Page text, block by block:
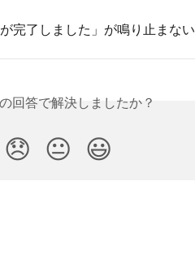
完了しました」が鳴り止まない
回答で解決しましたか？
😞 😐 😃